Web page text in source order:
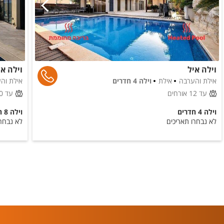
וילה איל
אילת והערבה אילת
וילה 4 חדרים
עד 12 אורחים
וילה 4 חדרים
לא נבחרו תאריכים
וילה
אילת
עד 20 אורחים
וילה 8 חדרים
לא